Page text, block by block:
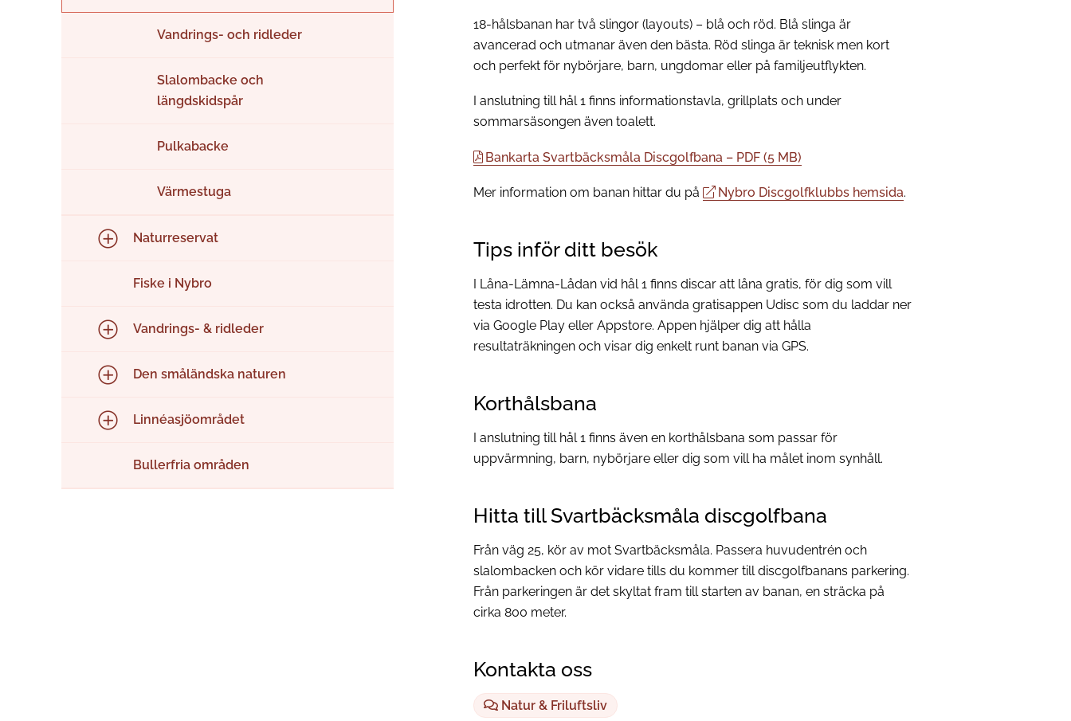
Vandrings- och ridleder
Slalombacke och
längdskidspår
Pulkabacke
Värmestuga
Naturreservat
Fiske i Nybro
Vandrings- & ridleder
Den småländska naturen
Linnéasjöområdet
Bullerfria områden
18-hålsbanan har två slingor (layouts) – blå och röd. Blå slinga är
avancerad och utmanar även den bästa. Röd slinga är teknisk men kort
och perfekt för nybörjare, barn, ungdomar eller på familjeutflykten.
I anslutning till hål 1 finns informationstavla, grillplats och under
sommarsäsongen även toalett.
Bankarta Svartbäcksmåla Discgolfbana – PDF (5 MB)
Mer information om banan hittar du på Nybro Discgolfklubbs hemsida.
Tips inför ditt besök
I Låna-Lämna-Lådan vid hål 1 finns discar att låna gratis, för dig som vill
testa idrotten. Du kan också använda gratisappen Udisc som du laddar ner
via Google Play eller Appstore. Appen hjälper dig att hålla
resultaträkningen och visar dig enkelt runt banan via GPS.
Korthålsbana
I anslutning till hål 1 finns även en korthålsbana som passar för
uppvärmning, barn, nybörjare eller dig som vill ha målet inom synhåll.
Hitta till Svartbäcksmåla discgolfbana
Från väg 25, kör av mot Svartbäcksmåla. Passera huvudentrén och
slalombacken och kör vidare tills du kommer till discgolfbanans parkering.
Från parkeringen är det skyltat fram till starten av banan, en sträcka på
cirka 800 meter.
Kontakta oss
Natur & Friluftsliv